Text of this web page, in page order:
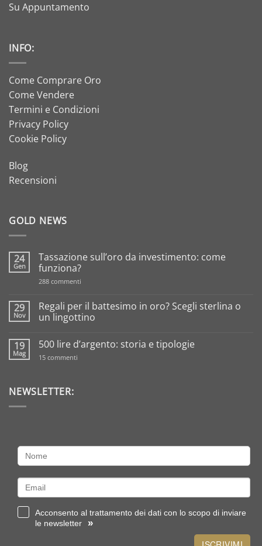
Su Appuntamento
INFO:
Come Comprare Oro
Come Vendere
Termini e Condizioni
Privacy Policy
Cookie Policy
Blog
Recensioni
GOLD NEWS
24
Gen
Tassazione sull’oro da investimento: come
funziona?
288 commenti
da
investimento:
come
29
Nov
Regali per il battesimo in oro? Scegli sterlina o
un lingottino
su
per
oro?
Scegli
19
Mag
500 lire d’argento: storia e tipologie
15 commenti
NEWSLETTER:
Acconsento al trattamento dei dati con lo scopo di inviare
le newsletter
»